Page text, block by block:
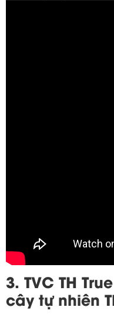
3. TVC TH
cây tự nhiên